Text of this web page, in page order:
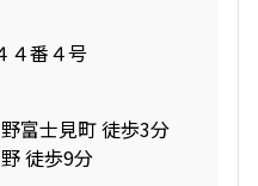
４番４号
富士見町 徒歩3分
徒歩9分